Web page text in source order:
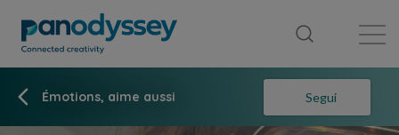
Émotions, aime aussi Segui